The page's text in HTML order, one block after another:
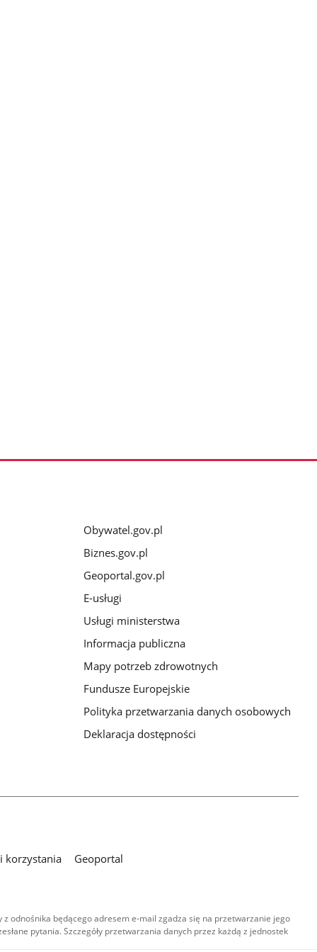
Obywatel.gov.pl
Biznes.gov.pl
Geoportal.gov.pl
E-usługi
Usługi ministerstwa
Informacja publiczna
Mapy potrzeb zdrowotnych
Fundusze Europejskie
Polityka przetwarzania danych osobowych
Deklaracja dostępności
korzystania
Geoportal
odnośnika będącego adresem e-mail zgadza się na przetwarzanie jego
pytania. Szczegóły przetwarzania danych przez każdą z jednostek